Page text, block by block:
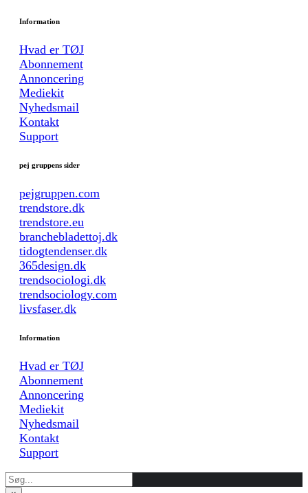
Information
Hvad er TØJ
Abonnement
Annoncering
Mediekit
Nyhedsmail
Kontakt
Support
pej gruppens sider
pejgruppen.com
trendstore.dk
trendstore.eu
branchebladettoj.dk
tidogtendenser.dk
365design.dk
trendsociologi.dk
trendsociology.com
livsfaser.dk
Information
Hvad er TØJ
Abonnement
Annoncering
Mediekit
Nyhedsmail
Kontakt
Support